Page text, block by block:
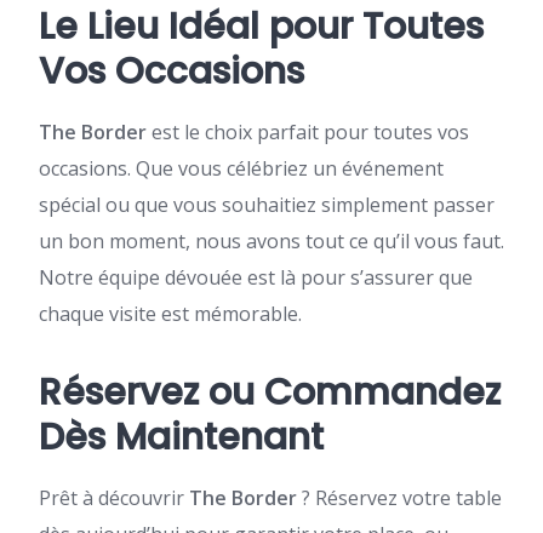
Le Lieu Idéal pour Toutes
Vos Occasions
The Borderest le choix parfait pour toutes vos
occasions. Que vous célébriez un événement
spécial ou que vous souhaitiez simplement passer
un bon moment, nous avons tout ce qu’il vous faut.
Notre équipe dévouée est là pour s’assurer que
chaque visite est mémorable.
Réservez ou Commandez
Dès Maintenant
Prêt à découvrir The Border? Réservez votre table